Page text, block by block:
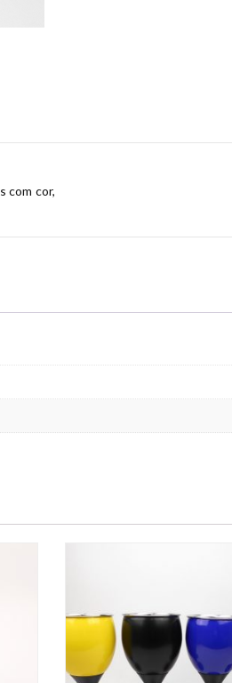
com cor,